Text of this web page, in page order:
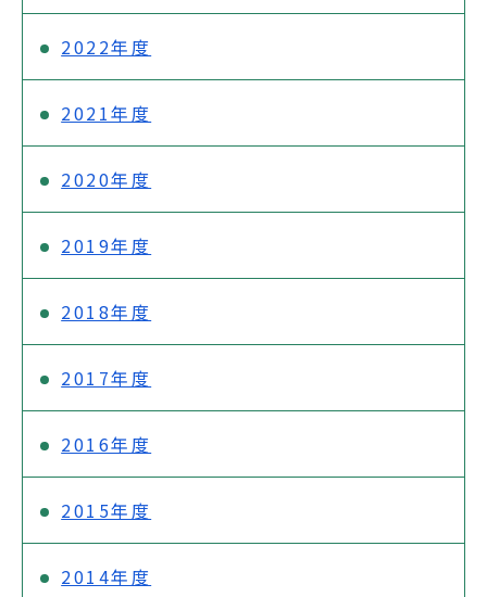
2022年度
2021年度
2020年度
2019年度
2018年度
2017年度
2016年度
2015年度
2014年度